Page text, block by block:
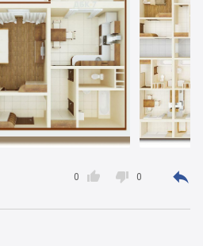

0  0 